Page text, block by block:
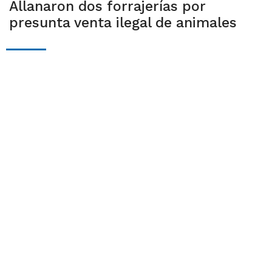
Allanaron dos forrajerías por
presunta venta ilegal de animales